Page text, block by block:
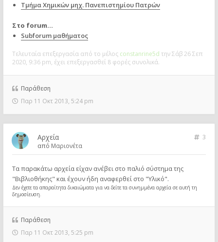
Τμήμα Χημικών μηχ. Πανεπιστημίου Πατρών
Στο forum...
Subforum μαθήματος
Τελευταία επεξεργασία από το μέλος constanrine5d την Σάβ 26 Σεπ
2020, 9:36 pm, έχει επεξεργασθεί 8 φορές συνολικά.
Παράθεση
Παρ 11 Οκτ 2013, 5:24 pm
Αρχεία
3
από Μαριονέτα
Τα παρακάτω αρχεία είχαν ανέβει στο παλιό σύστημα της
"Βιβλιοθήκης" και έχουν ήδη αναφερθεί στο "Υλικό".
Δεν έχετε τα απαραίτητα δικαιώματα για να δείτε τα συνημμένα αρχεία σε αυτή τη
δημοσίευση.
Παράθεση
Παρ 11 Οκτ 2013, 5:25 pm